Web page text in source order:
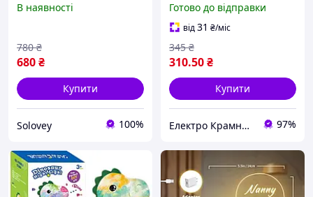
індивідуальний дизайн
В наявності
680₴
780 ₴
Купити
Solovey 100%
режимами освітлення
білого кольору SNL-
D03ARD
Готово до відправки
від31 ₴/міс
310.50₴
345 ₴
Купити
Електро Крамниця 97%